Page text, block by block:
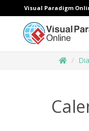
Visual Paradigm